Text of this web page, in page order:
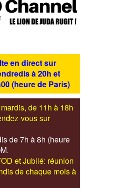
en direct sur
à 20h et
(heure de Paris)
de 11h à 18h
vous sur
de 7h à 8h (heure
et Jubilé: réunion
de chaque mois à